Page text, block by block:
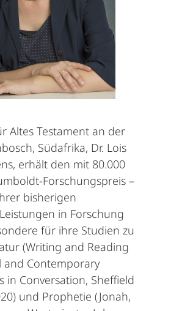
Altes Testament an der
Südafrika, Dr. Lois
erhält den mit 80.000
Forschungspreis –
bisherigen
in Forschung
für ihre Studien zu
(Writing and Reading
and Contemporary
in Conversation, Sheffield
und Prophetie (Jonah,